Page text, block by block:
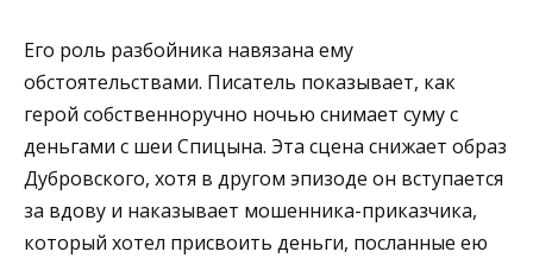
Его роль разбойника навязана ему
обстоятельствами. Писатель показывает, как
герой собственноручно ночью снимает суму с
деньгами с шеи Спицына. Эта сцена снижает образ
Дубровского, хотя в другом эпизоде он вступается
за вдову и наказывает мошенника-приказчика,
который хотел присвоить деньги, посланные ею